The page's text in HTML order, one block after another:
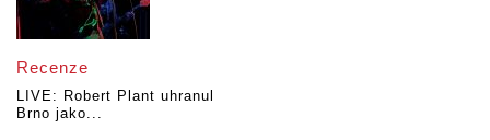
Recenze
LIVE: Robert Plant uhranul
Brno jako...